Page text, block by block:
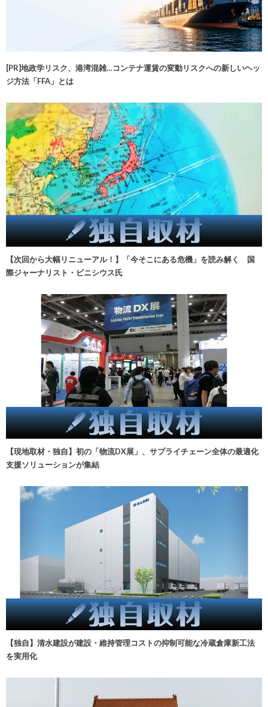
[PR]地政学リスク、港湾混雑…コンテナ運賃の変動リスクへの新しいヘッ
ジ方法「FFA」とは
【次回から大幅リニューアル！】「今そこにある危機」を読み解く 国
際ジャーナリスト・ビニシウス氏
【現地取材・独自】初の「物流DX展」、サプライチェーン全体の最適化
支援ソリューションが集結
【独自】清水建設が建設・維持管理コストの抑制可能な冷蔵倉庫新工法
を実用化